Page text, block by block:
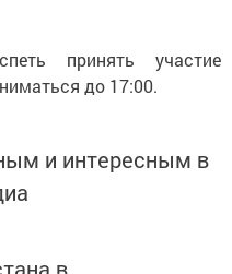
принять участие
до 17:00.
и интересным в